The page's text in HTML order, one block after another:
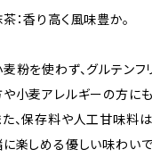
茶：香り高く風味豊か。
麦粉を使わず、グルテン
小麦アレルギーの方に
た、保存料や人工甘味料
楽しめる優しい味わいで